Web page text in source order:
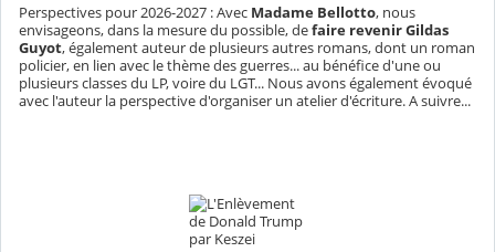
Perspectives pour 2026-2027 : Avec Madame Bellotto, nous
envisageons, dans la mesure du possible, defaire revenir Gildas
Guyot, également auteur de plusieurs autres romans, dont un roman
policier, en lien avec le thème des guerres... au bénéfice d'une ou
plusieurs classes du LP, voire du LGT... Nous avons également évoqué
avec l'auteur la perspective d'organiser un atelier d'écriture. A suivre...